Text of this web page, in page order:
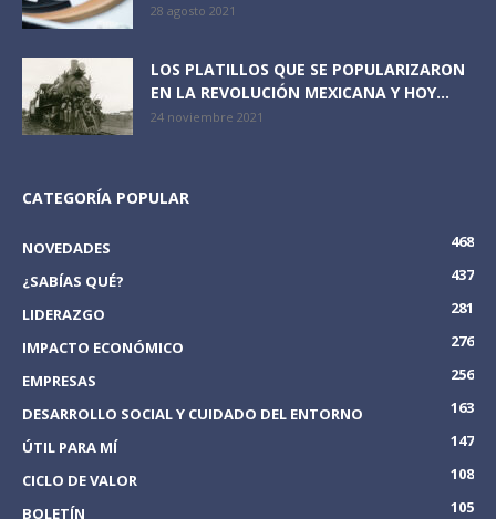
28 agosto 2021
LOS PLATILLOS QUE SE POPULARIZARON
EN LA REVOLUCIÓN MEXICANA Y HOY...
24 noviembre 2021
CATEGORÍA POPULAR
NOVEDADES
468
¿SABÍAS QUÉ?
437
LIDERAZGO
281
IMPACTO ECONÓMICO
276
EMPRESAS
256
DESARROLLO SOCIAL Y CUIDADO DEL ENTORNO
163
ÚTIL PARA MÍ
147
CICLO DE VALOR
108
BOLETÍN
105